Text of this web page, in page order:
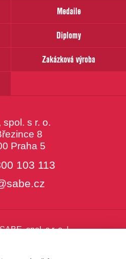
Medaile
Diplomy
Zakázková výroba
spol. s r. o.
8
Praha 5
103 113
spol. s r. o. |